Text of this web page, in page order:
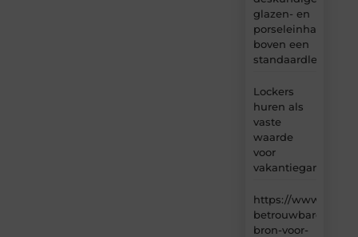
glazen- en
porseleinhandelaar
boven een
Lockers
huren als
vaste
waarde
voor
vakantiegangers
https://
betrouwbare-
bron-voor-